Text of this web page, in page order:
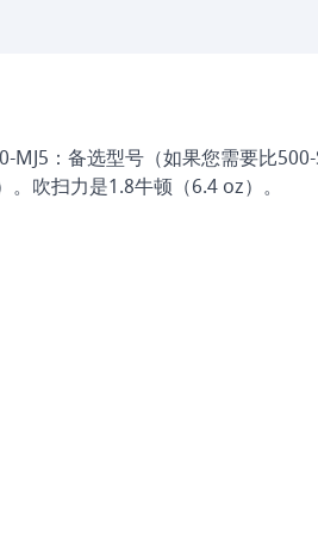
MJ5：备选型号（如果您需要比
。吹扫力是1.8牛顿（6.4 oz）。